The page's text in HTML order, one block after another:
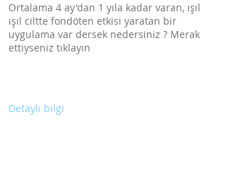
Ortalama 4 ay'dan 1 yıla kadar varan, ışıl
ışıl ciltte fondöten etkisi yaratan bir
uygulama var dersek nedersiniz ? Merak
ettiyseniz tıklayın
Detaylı bilgi